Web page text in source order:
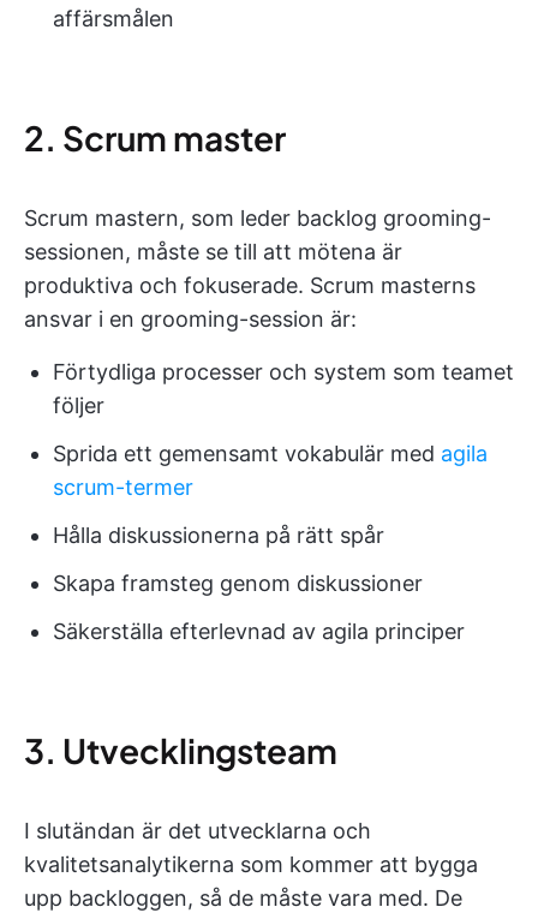
affärsmålen
2. Scrum master
Scrum mastern, som leder backlog grooming-
sessionen, måste se till att mötena är
produktiva och fokuserade. Scrum masterns
ansvar i en grooming-session är:
Förtydliga processer och system som teamet
följer
Sprida ett gemensamt vokabulär med agila
scrum-termer
Hålla diskussionerna på rätt spår
Skapa framsteg genom diskussioner
Säkerställa efterlevnad av agila principer
3. Utvecklingsteam
I slutändan är det utvecklarna och
kvalitetsanalytikerna som kommer att bygga
upp backloggen, så de måste vara med. De